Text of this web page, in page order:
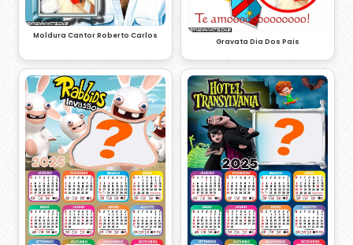
Moldura Cantor Roberto Carlos
Gravata Dia Dos Pais